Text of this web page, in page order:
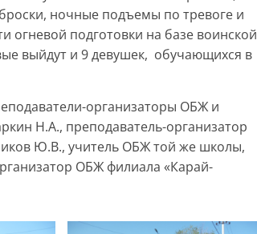
ночные подъемы по тревоге и
огневой подготовки на базе воинской
выйдут и 9 девушек, обучающихся в
организаторы ОБЖ и
Н.А., преподаватель-организатор
Ю.В., учитель ОБЖ той же школы,
ОБЖ филиала «Карай-